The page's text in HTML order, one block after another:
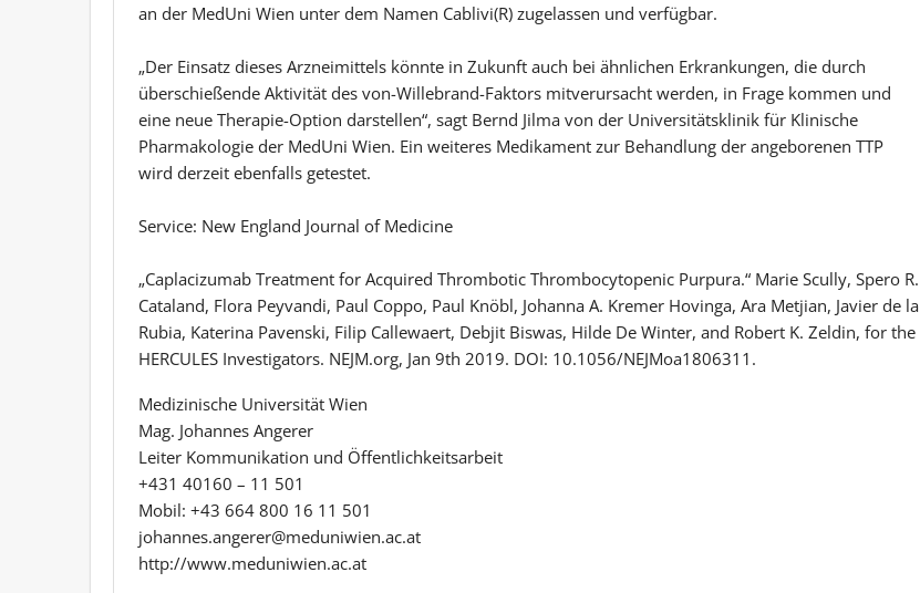
an der MedUni Wien unter dem Namen Cablivi(R) zugelassen und verfügbar.
„Der Einsatz dieses Arzneimittels könnte in Zukunft auch bei ähnlichen Erkrankungen, die durch
überschießende Aktivität des von-Willebrand-Faktors mitverursacht werden, in Frage kommen und
eine neue Therapie-Option darstellen“, sagt Bernd Jilma von der Universitätsklinik für Klinische
Pharmakologie der MedUni Wien. Ein weiteres Medikament zur Behandlung der angeborenen TTP
wird derzeit ebenfalls getestet.
Service: New England Journal of Medicine
„Caplacizumab Treatment for Acquired Thrombotic Thrombocytopenic Purpura.“ Marie Scully, Spero R.
Cataland, Flora Peyvandi, Paul Coppo, Paul Knöbl, Johanna A. Kremer Hovinga, Ara Metjian, Javier de la
Rubia, Katerina Pavenski, Filip Callewaert, Debjit Biswas, Hilde De Winter, and Robert K. Zeldin, for the
HERCULES Investigators. NEJM.org, Jan 9th 2019. DOI: 10.1056/NEJMoa1806311.
Medizinische Universität Wien
Mag. Johannes Angerer
Leiter Kommunikation und Öffentlichkeitsarbeit
+431 40160 – 11 501
Mobil: +43 664 800 16 11 501
johannes.angerer@meduniwien.ac.at
http://www.meduniwien.ac.at